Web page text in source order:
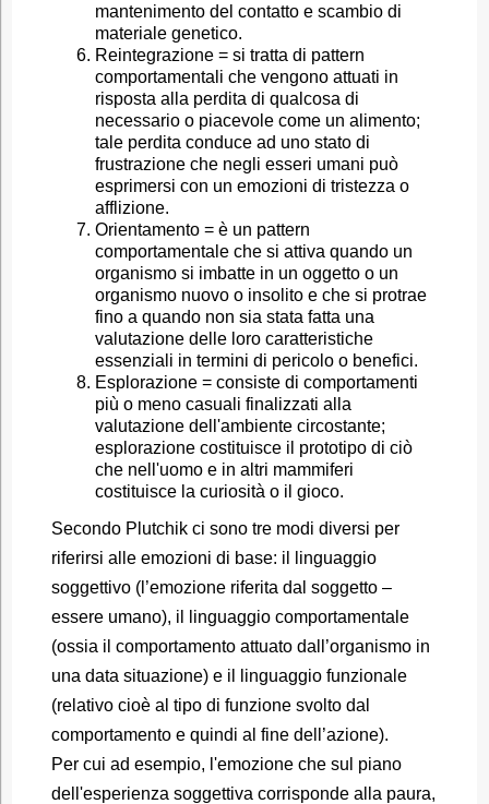
mantenimento del contatto e scambio di
materiale genetico.
Reintegrazione = si tratta di pattern
comportamentali che vengono attuati in
risposta alla perdita di qualcosa di
necessario o piacevole come un alimento;
tale perdita conduce ad uno stato di
frustrazione che negli esseri umani può
esprimersi con un emozioni di tristezza o
afflizione.
Orientamento = è un pattern
comportamentale che si attiva quando un
organismo si imbatte in un oggetto o un
organismo nuovo o insolito e che si protrae
fino a quando non sia stata fatta una
valutazione delle loro caratteristiche
essenziali in termini di pericolo o benefici.
Esplorazione = consiste di comportamenti
più o meno casuali finalizzati alla
valutazione dell'ambiente circostante;
esplorazione costituisce il prototipo di ciò
che nell'uomo e in altri mammiferi
costituisce la curiosità o il gioco.
Secondo Plutchik ci sono tre modi diversi per
riferirsi alle emozioni di base: il linguaggio
soggettivo (l’emozione riferita dal soggetto –
essere umano), il linguaggio comportamentale
(ossia il comportamento attuato dall’organismo in
una data situazione) e il linguaggio funzionale
(relativo cioè al tipo di funzione svolto dal
comportamento e quindi al fine dell’azione).
Per cui ad esempio, l'emozione che sul piano
dell'esperienza soggettiva corrisponde alla paura,